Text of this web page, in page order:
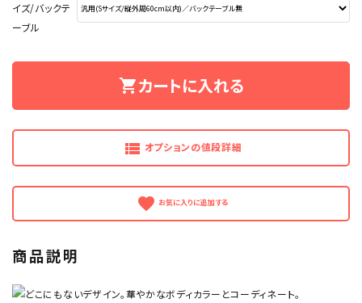
イズ/バックテ
ーブル
shopping_cartカートに入れる
view_list オプションの値段詳細
favorite
商品説明